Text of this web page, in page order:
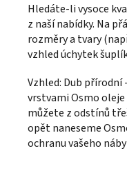
Hledáte-li vysoce
z naší nabídky. Na
rozměry a tvary
vzhled úchytek
Vzhled: Dub
vrstvami Osmo
můžete z odstínů
opět naneseme
ochranu vašeho